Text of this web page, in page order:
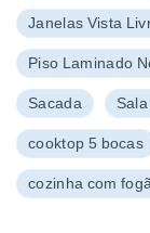
Janelas Vista
Piso Laminado
Sacada
cooktop 5 bocas
cozinha com